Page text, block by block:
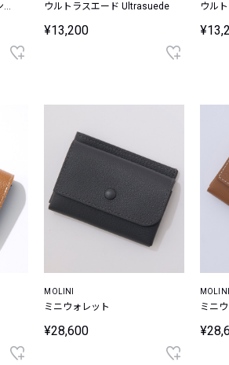
ウルトラスエード Ultrasuede
¥13,200
ウル
MOLINI
ミニウォレット
¥28,600
MOLINI
ミニ